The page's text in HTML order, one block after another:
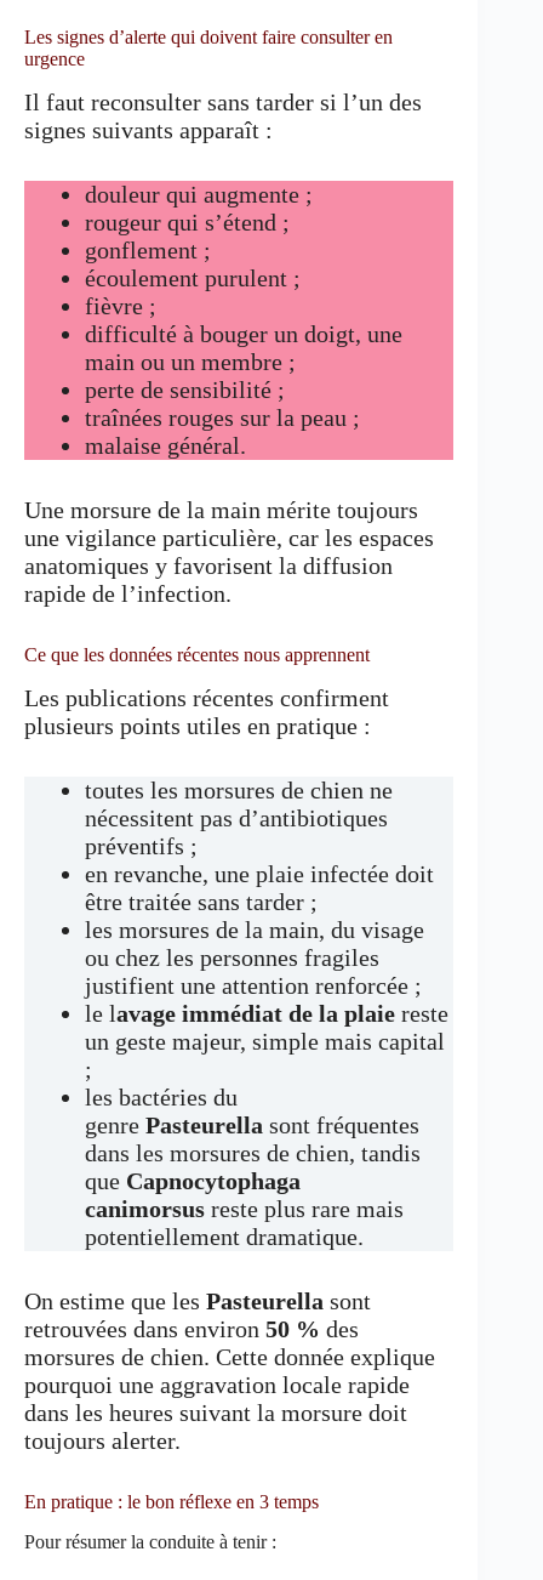
Les signes d’alerte qui doivent faire consulter en
urgence
Il faut reconsulter sans tarder si l’un des
signes suivants apparaît :
douleur qui augmente ;
rougeur qui s’étend ;
gonflement ;
écoulement purulent ;
fièvre ;
difficulté à bouger un doigt, une
main ou un membre ;
perte de sensibilité ;
traînées rouges sur la peau ;
malaise général.
Une morsure de la main mérite toujours
une vigilance particulière, car les espaces
anatomiques y favorisent la diffusion
rapide de l’infection.
Ce que les données récentes nous apprennent
Les publications récentes confirment
plusieurs points utiles en pratique :
toutes les morsures de chien ne
nécessitent pas d’antibiotiques
préventifs ;
en revanche, une plaie infectée doit
être traitée sans tarder ;
les morsures de la main, du visage
ou chez les personnes fragiles
justifient une attention renforcée ;
le lavage immédiat de la plaie reste
un geste majeur, simple mais capital
;
les bactéries du
genre Pasteurella sont fréquentes
dans les morsures de chien, tandis
que Capnocytophaga
canimorsus reste plus rare mais
potentiellement dramatique.
On estime que les Pasteurella sont
retrouvées dans environ 50 % des
morsures de chien. Cette donnée explique
pourquoi une aggravation locale rapide
dans les heures suivant la morsure doit
toujours alerter.
En pratique : le bon réflexe en 3 temps
Pour résumer la conduite à tenir :